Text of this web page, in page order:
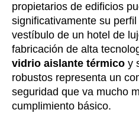
propietarios de edificios
significativamente su
vestíbulo de un hotel de
fabricación de alta
vidrio aislante térmico y
robustos representa un
seguridad que va mucho
cumplimiento básico.